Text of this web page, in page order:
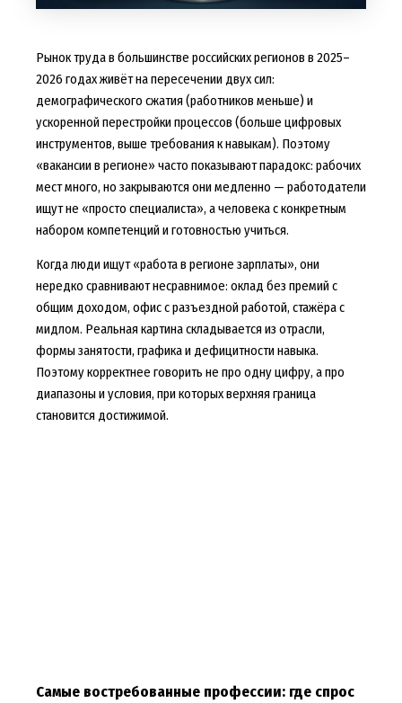
Рынок труда в большинстве российских регионов в 2025–
2026 годах живёт на пересечении двух сил:
демографического сжатия (работников меньше) и
ускоренной перестройки процессов (больше цифровых
инструментов, выше требования к навыкам). Поэтому
«вакансии в регионе» часто показывают парадокс: рабочих
мест много, но закрываются они медленно — работодатели
ищут не «просто специалиста», а человека с конкретным
набором компетенций и готовностью учиться.
Когда люди ищут «работа в регионе зарплаты», они
нередко сравнивают несравнимое: оклад без премий с
общим доходом, офис с разъездной работой, стажёра с
мидлом. Реальная картина складывается из отрасли,
формы занятости, графика и дефицитности навыка.
Поэтому корректнее говорить не про одну цифру, а про
диапазоны и условия, при которых верхняя граница
становится достижимой.
Самые востребованные профессии: где спрос